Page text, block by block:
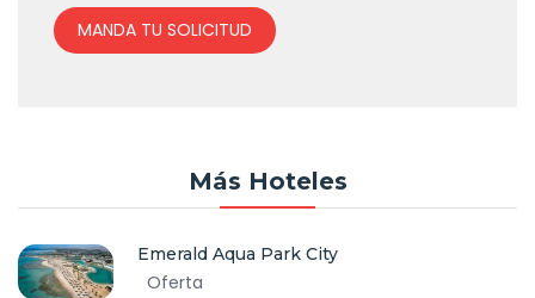
MANDA TU SOLICITUD
Más Hoteles
Emerald Aqua Park City
Oferta